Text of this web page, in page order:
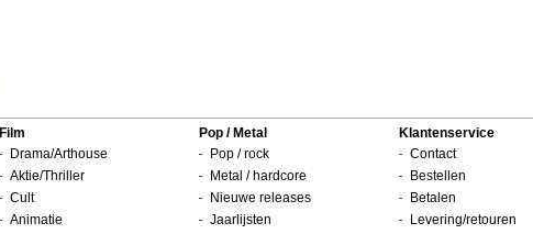
Film
Drama/Arthouse
Aktie/Thriller
Cult
Animatie
Pop / Metal
Pop / rock
Metal / hardcore
Nieuwe releases
Jaarlijsten
Klantenservice
Contact
Bestellen
Betalen
Levering/retouren